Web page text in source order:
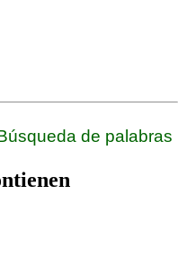
de palabras